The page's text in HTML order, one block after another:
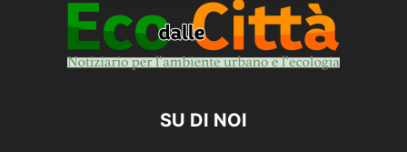
SU DI NOI